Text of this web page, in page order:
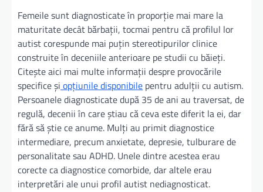
Femeile sunt diagnosticate în proporție mai mare la
maturitate decât bărbații, tocmai pentru că profilul lor
autist corespunde mai puțin stereotipurilor clinice
construite în deceniile anterioare pe studii cu băieți.
Citește aici mai multe informații despre provocările
specifice și opțiunile disponibile pentru adulții cu autism.
Persoanele diagnosticate după 35 de ani au traversat, de
regulă, decenii în care știau că ceva este diferit la ei, dar
fără să știe ce anume. Mulți au primit diagnostice
intermediare, precum anxietate, depresie, tulburare de
personalitate sau ADHD. Unele dintre acestea erau
corecte ca diagnostice comorbide, dar altele erau
interpretări ale unui profil autist nediagnosticat.